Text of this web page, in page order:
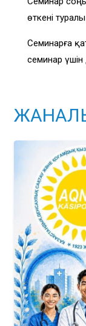
өткені
Семинарға
семинар үшін